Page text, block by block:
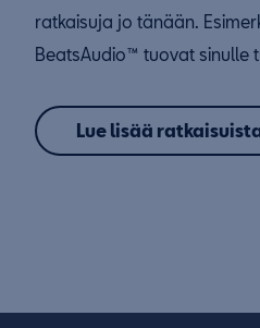
ratkaisuja jo tänään.
BeatsAudio™ tuovat sinulle
Lue lisää